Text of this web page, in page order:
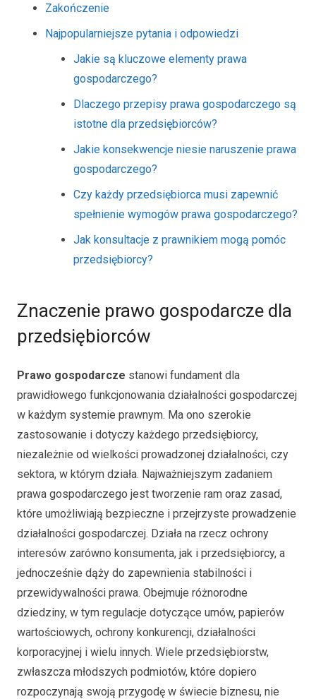
Zakończenie
Najpopularniejsze pytania i odpowiedzi
Jakie są kluczowe elementy prawa
gospodarczego?
Dlaczego przepisy prawa gospodarczego są
istotne dla przedsiębiorców?
Jakie konsekwencje niesie naruszenie prawa
gospodarczego?
Czy każdy przedsiębiorca musi zapewnić
spełnienie wymogów prawa gospodarczego?
Jak konsultacje z prawnikiem mogą pomóc
przedsiębiorcy?
Znaczenie prawo gospodarcze dla
przedsiębiorców
Prawo gospodarcze stanowi fundament dla
prawidłowego funkcjonowania działalności gospodarczej
w każdym systemie prawnym. Ma ono szerokie
zastosowanie i dotyczy każdego przedsiębiorcy,
niezależnie od wielkości prowadzonej działalności, czy
sektora, w którym działa. Najważniejszym zadaniem
prawa gospodarczego jest tworzenie ram oraz zasad,
które umożliwiają bezpieczne i przejrzyste prowadzenie
działalności gospodarczej. Działa na rzecz ochrony
interesów zarówno konsumenta, jak i przedsiębiorcy, a
jednocześnie dąży do zapewnienia stabilności i
przewidywalności prawa. Obejmuje różnorodne
dziedziny, w tym regulacje dotyczące umów, papierów
wartościowych, ochrony konkurencji, działalności
korporacyjnej i wielu innych. Wiele przedsiębiorstw,
zwłaszcza młodszych podmiotów, które dopiero
rozpoczynają swoją przygodę w świecie biznesu, nie